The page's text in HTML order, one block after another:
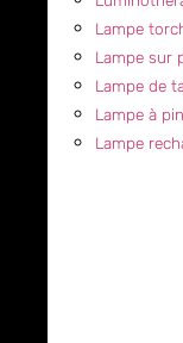
Lampe
Lampe sur
Lampe de
Lampe à
Lampe